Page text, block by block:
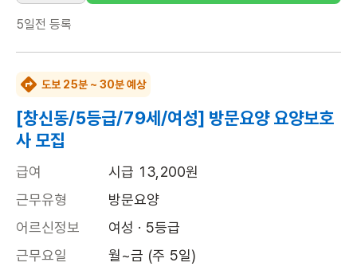
5일전 등록
도보 25분 ~ 30분 예상
[창신동/5등급/79세/여성] 방문요양 요양보호
사 모집
급여
시급 13,200원
근무유형
방문요양
어르신정보
여성 · 5등급
근무요일
월~금 (주 5일)